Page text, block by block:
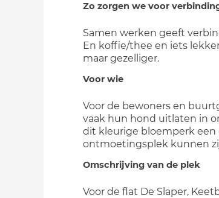
Zo zorgen we voor
Samen werken geeft
En koffie/thee en iets
maar gezelliger.
Voor wie
Voor de bewoners en
vaak hun hond uitlaten in
dit kleurige bloemperk een
ontmoetingsplek kunnen
Omschrijving van de plek
Voor de flat De Slaper,